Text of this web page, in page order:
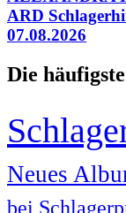
ARD
07.08.2026
Die
Neues
bei